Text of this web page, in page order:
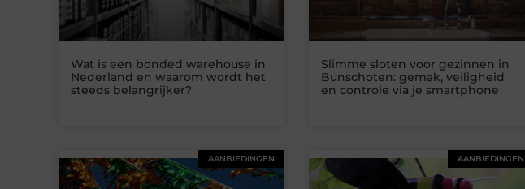
Wat is een bonded warehouse in
Nederland en waarom wordt het
steeds belangrijker?
Slimme sloten voor gezinnen in
Bunschoten: gemak, veiligheid
en controle via je smartphone
AANBIEDINGEN AANBIEDINGEN